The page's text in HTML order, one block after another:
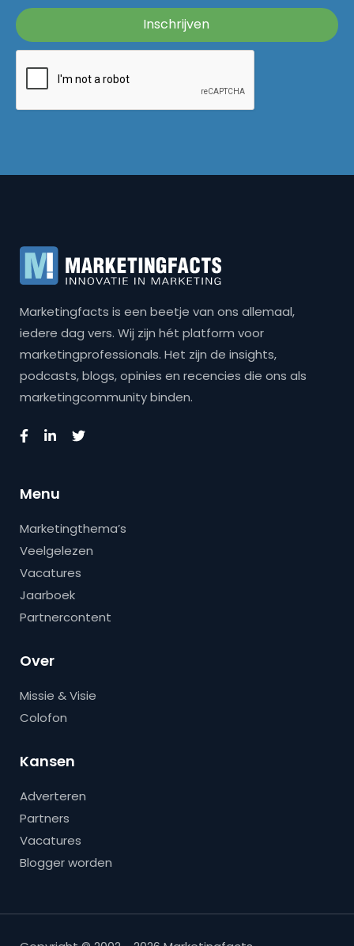
Marketingfacts is een beetje van ons allemaal,
iedere dag vers. Wij zijn hét platform voor
marketingprofessionals. Het zijn de insights,
podcasts, blogs, opinies en recencies die ons als
marketingcommunity binden.
Menu
Marketingthema’s
Veelgelezen
Vacatures
Jaarboek
Partnercontent
Over
Missie & Visie
Colofon
Kansen
Adverteren
Partners
Vacatures
Blogger worden